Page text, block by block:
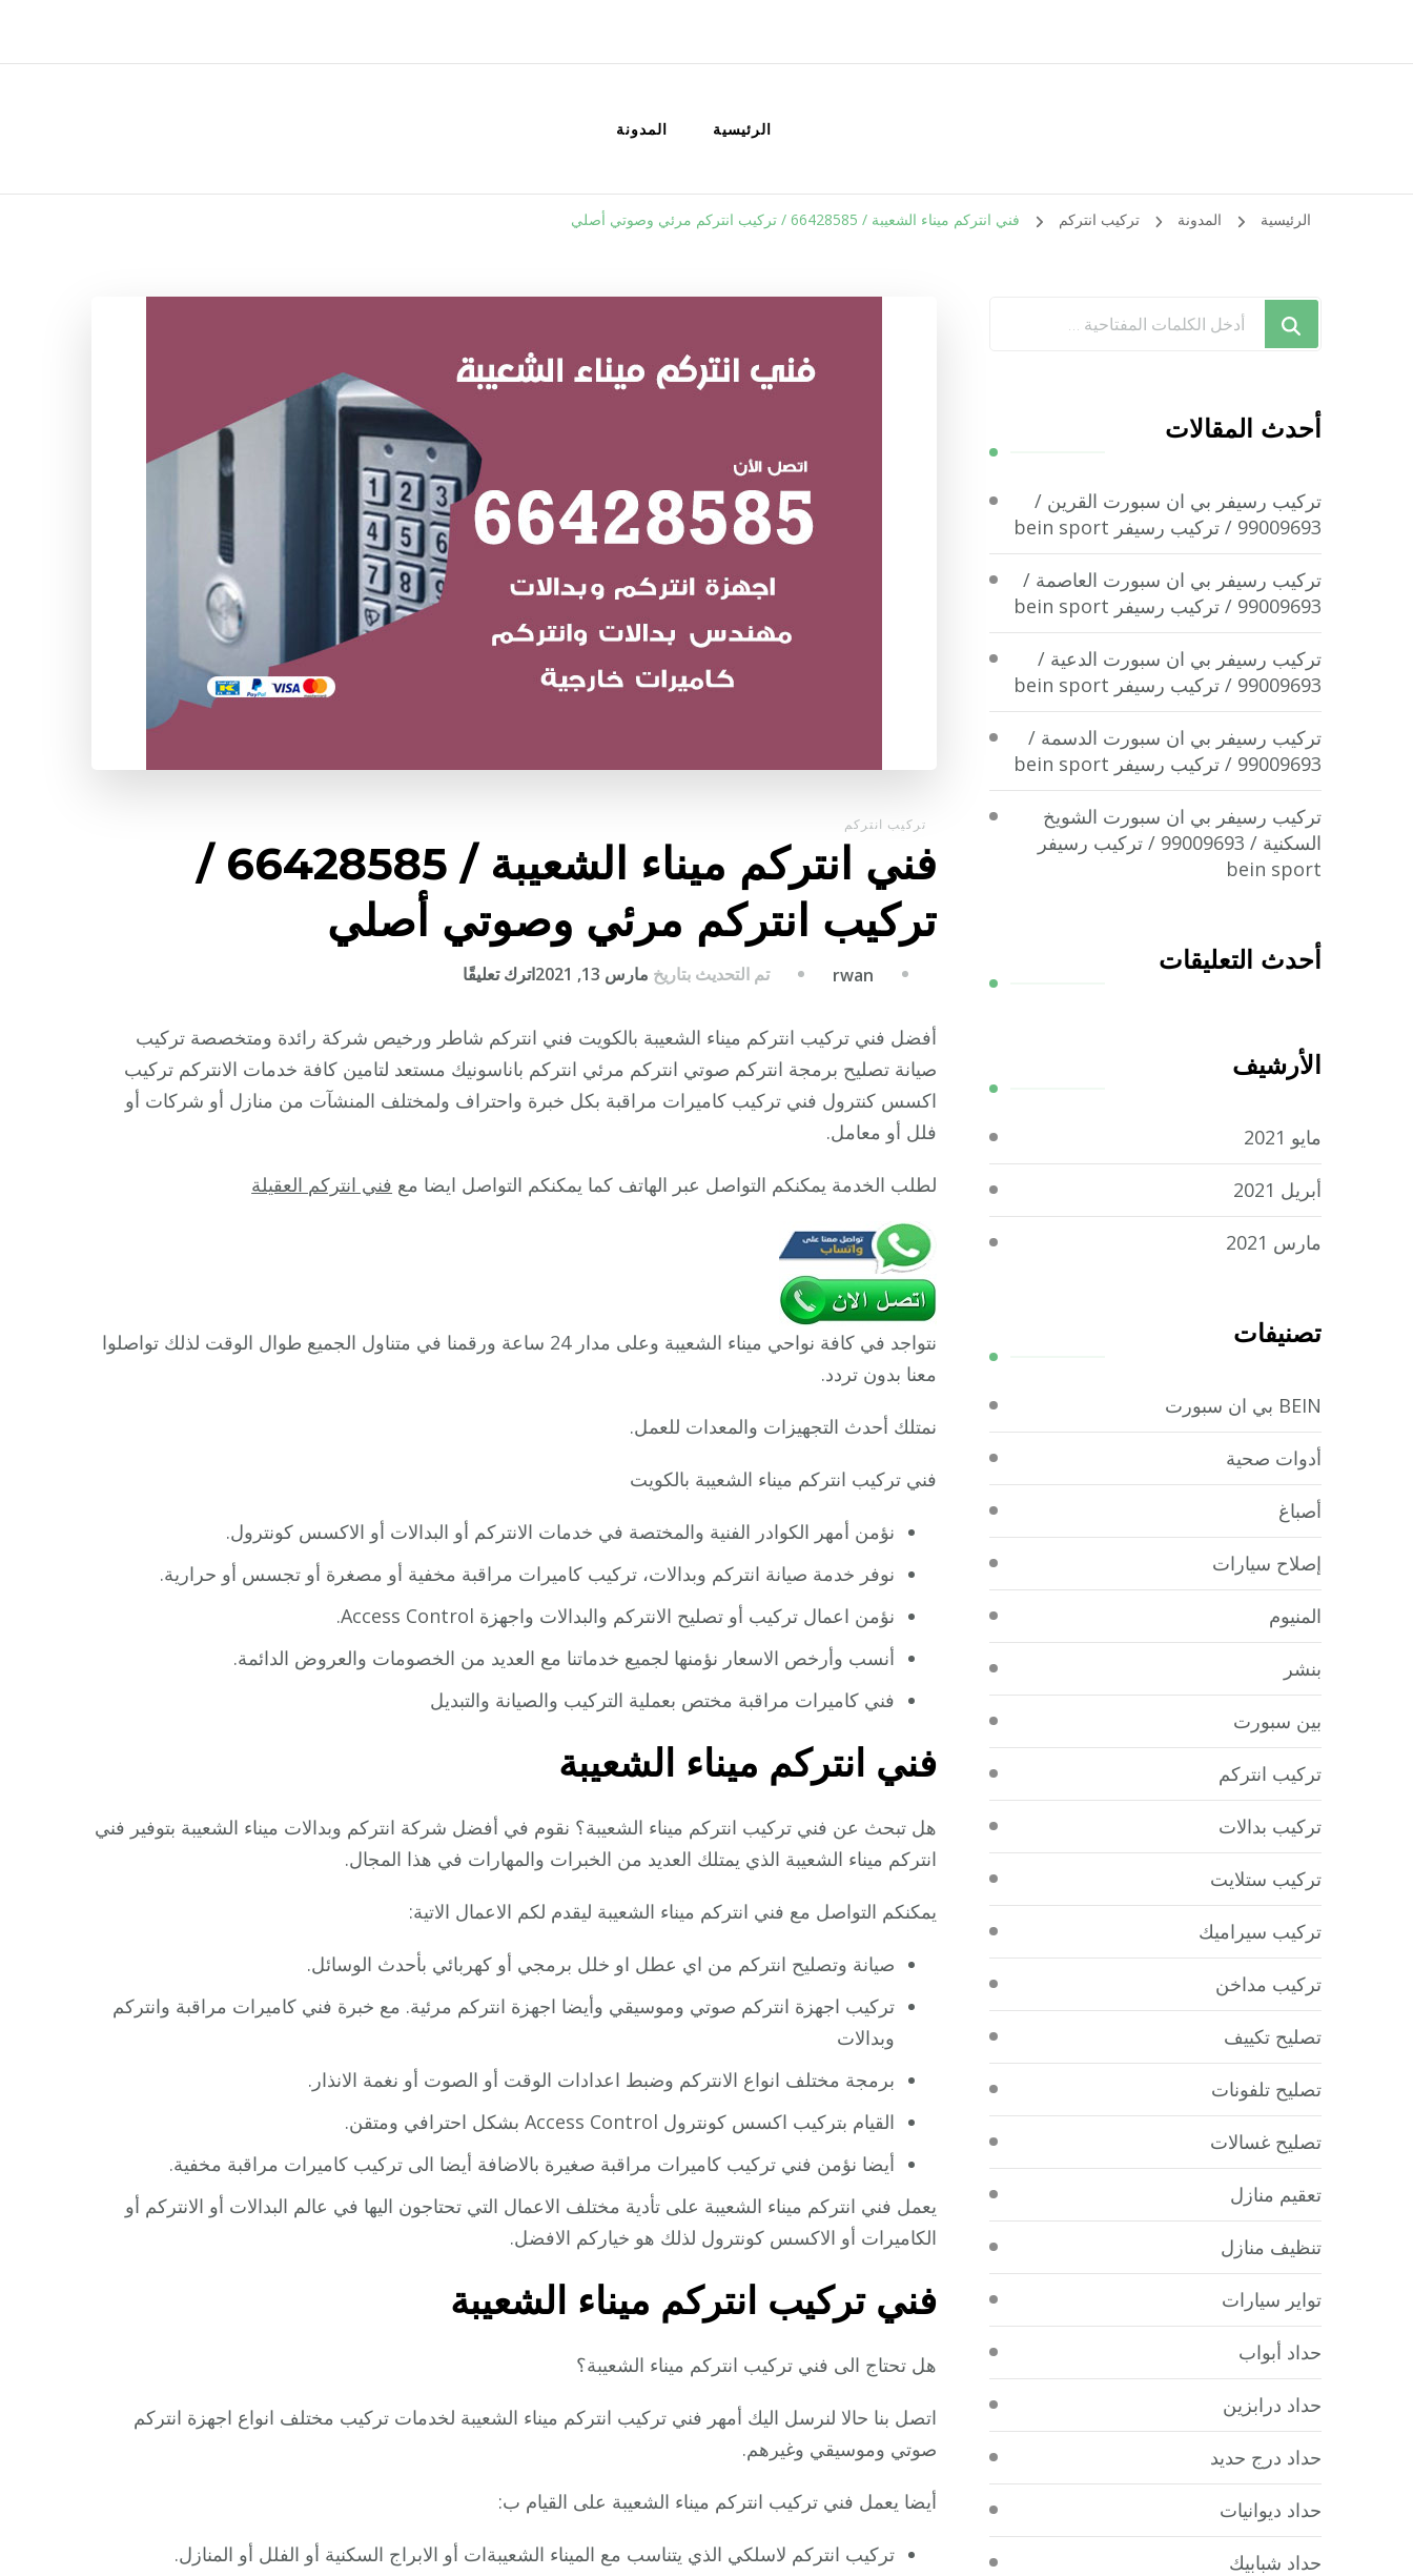
الرئيسية المدونة
الرئيسية المدونة تركيب انتركم فني انتركم ميناء الشعيبة / 66428585 / تركيب انتركم مرئي وصوتي أصلي
تركيب انتركم
فني انتركم ميناء الشعيبة / 66428585 /
تركيب انتركم مرئي وصوتي أصلي
rwan تم التحديث بتاريخ مارس 13, 2021 اترك تعليقًا
انتركم
ميناء
/
تركيب
أفضل فني تركيب انتركم ميناء الشعيبة بالكويت فني انتركم شاطر ورخيص شركة رائدة ومتخصصة تركيب
صيانة تصليح برمجة انتركم صوتي انتركم مرئي انتركم باناسونيك مستعد لتامين كافة خدمات الانتركم تركيب
اكسس كنترول فني تركيب كاميرات مراقبة بكل خبرة واحتراف ولمختلف المنشآت من منازل أو شركات أو
فلل أو معامل.
لطلب الخدمة يمكنكم التواصل عبر الهاتف كما يمكنكم التواصل ايضا مع فني انتركم العقيلة
نتواجد في كافة نواحي ميناء الشعيبة وعلى مدار 24 ساعة ورقمنا في متناول الجميع طوال الوقت لذلك تواصلوا
معنا بدون تردد.
نمتلك أحدث التجهيزات والمعدات للعمل.
فني تركيب انتركم ميناء الشعيبة بالكويت
نؤمن أمهر الكوادر الفنية والمختصة في خدمات الانتركم أو البدالات أو الاكسس كونترول.
نوفر خدمة صيانة انتركم وبدالات، تركيب كاميرات مراقبة مخفية أو مصغرة أو تجسس أو حرارية.
نؤمن اعمال تركيب أو تصليح الانتركم والبدالات واجهزة Access Control.
أنسب وأرخص الاسعار نؤمنها لجميع خدماتنا مع العديد من الخصومات والعروض الدائمة.
فني كاميرات مراقبة مختص بعملية التركيب والصيانة والتبديل
فني انتركم ميناء الشعيبة
هل تبحث عن فني تركيب انتركم ميناء الشعيبة؟ نقوم في أفضل شركة انتركم وبدالات ميناء الشعيبة بتوفير فني
انتركم ميناء الشعيبة الذي يمتلك العديد من الخبرات والمهارات في هذا المجال.
يمكنكم التواصل مع فني انتركم ميناء الشعيبة ليقدم لكم الاعمال الاتية:
صيانة وتصليح انتركم من اي عطل او خلل برمجي أو كهربائي بأحدث الوسائل.
تركيب اجهزة انتركم صوتي وموسيقي وأيضا اجهزة انتركم مرئية. مع خبرة فني كاميرات مراقبة وانتركم
وبدالات
برمجة مختلف انواع الانتركم وضبط اعدادات الوقت أو الصوت أو نغمة الانذار.
القيام بتركيب اكسس كونترول Access Control بشكل احترافي ومتقن.
أيضا نؤمن فني تركيب كاميرات مراقبة صغيرة بالاضافة أيضا الى تركيب كاميرات مراقبة مخفية.
يعمل فني انتركم ميناء الشعيبة على تأدية مختلف الاعمال التي تحتاجون اليها في عالم البدالات أو الانتركم أو
الكاميرات أو الاكسس كونترول لذلك هو خياركم الافضل.
فني تركيب انتركم ميناء الشعيبة
هل تحتاج الى فني تركيب انتركم ميناء الشعيبة؟
اتصل بنا حالا لنرسل اليك أمهر فني تركيب انتركم ميناء الشعيبة لخدمات تركيب مختلف انواع اجهزة انتركم
صوتي وموسيقي وغيرهم.
أيضا يعمل فني تركيب انتركم ميناء الشعيبة على القيام ب:
تركيب انتركم لاسلكي الذي يتناسب مع الميناء الشعيبةات أو الابراج السكنية أو الفلل أو المنازل.
تبحث
شيء
ما؟
أحدث المقالات
تركيب رسيفر بي ان سبورت القرين /
99009693 / تركيب رسيفر bein sport
تركيب رسيفر بي ان سبورت العاصمة /
99009693 / تركيب رسيفر bein sport
تركيب رسيفر بي ان سبورت الدعية /
99009693 / تركيب رسيفر bein sport
تركيب رسيفر بي ان سبورت الدسمة /
99009693 / تركيب رسيفر bein sport
تركيب رسيفر بي ان سبورت الشويخ
السكنية / 99009693 / تركيب رسيفر
bein sport
أحدث التعليقات
الأرشيف
مايو 2021
أبريل 2021
مارس 2021
تصنيفات
BEIN بي ان سبورت
أدوات صحية
أصباغ
إصلاح سيارات
المنيوم
بنشر
بين سبورت
تركيب انتركم
تركيب بدالات
تركيب ستلايت
تركيب سيراميك
تركيب مداخن
تصليح تكييف
تصليح تلفونات
تصليح غسالات
تعقيم منازل
تنظيف منازل
تواير سيارات
حداد أبواب
حداد درابزين
حداد درج حديد
حداد ديوانيات
حداد شبابيك